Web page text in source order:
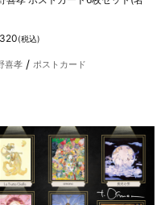
(税込)
喜孝 ポストカード